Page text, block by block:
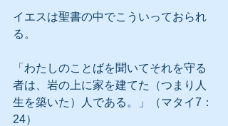
イエスは聖書の中でこういっておられ
る。
「わたしのことばを聞いてそれを守る
者は、岩の上に家を建てた（つまり人
生を築いた）人である。」（マタイ7：
24）